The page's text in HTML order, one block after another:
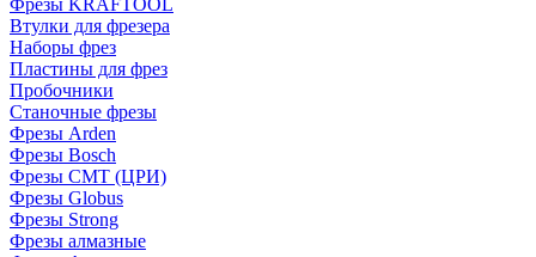
Фрезы KRAFTOOL
Втулки для фрезера
Наборы фрез
Пластины для фрез
Пробочники
Станочные фрезы
Фрезы Arden
Фрезы Bosch
Фрезы CMT (ЦРИ)
Фрезы Globus
Фрезы Strong
Фрезы алмазные